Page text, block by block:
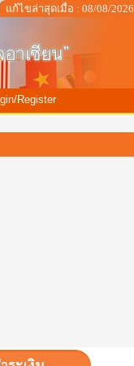
แก้ไขล่าสุดเมื่อ : 08/08/2026
Register